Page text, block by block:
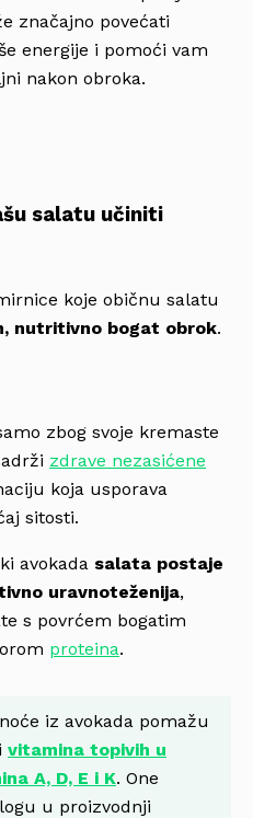
značajno povećati
energije i pomoći vam
nakon obroka.
salatu učiniti
koje običnu salatu
nutritivno bogat obrok.
zbog svoje kremaste
zdrave nezasićene
koja usporava
sitosti.
avokada salata postaje
uravnoteženija,
s povrćem bogatim
proteina.
iz avokada pomažu
vitamina topivih u
A, D, E i K. One
u proizvodnji